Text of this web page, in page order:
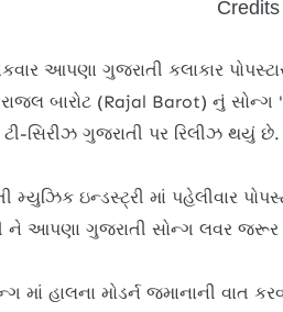
Credits
આપણા ગુજરાતી કલાકાર
બારોટ (Rajal Barot) નું સોન્ગ
ટી-સિરીઝ ગુજરાતી પર રિલીઝ થયું છે.
મ્યુઝિક ઇન્ડસ્ટ્રી માં પહેલીવાર
ને આપણા ગુજરાતી સોન્ગ લવર જરૂર
માં હાલના મોડર્ન જમાનાની વાત